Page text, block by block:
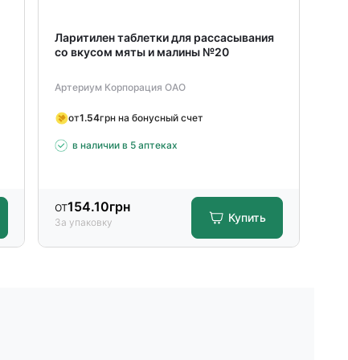
Ларитилен таблетки для рассасывания
со вкусом мяты и малины №20
Артериум Корпорация ОАО
от1.54грн на бонусный счет
в наличии в 5 аптеках
от154.10грн
За упаковку Купить